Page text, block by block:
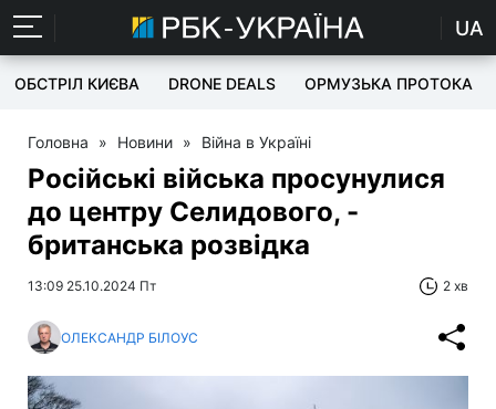
UA
ОБСТРІЛ КИЄВА DRONE DEALS ОРМУЗЬКА ПРОТОКА
Головна » Новини » Війна в Україні
Російські війська просунулися
до центру Селидового, -
британська розвідка
13:09 25.10.2024 Пт 2 хв
ОЛЕКСАНДР БІЛОУС